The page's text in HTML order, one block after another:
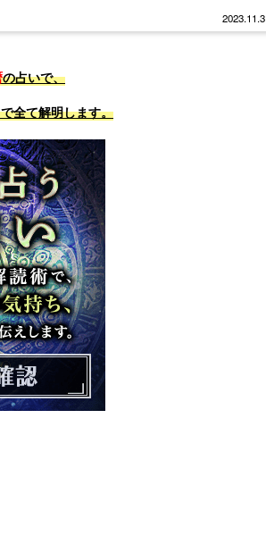
2023.11.3
の占いで、
全て解明します。